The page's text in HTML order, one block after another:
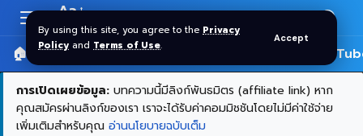
By using this site, you agree to the Privacy
Policy and Terms of Use.
Accept
Resizer
Aa
🏠 หน้าแรก ราคาทอง SPDR 🎬
การเปิดเผยข้อมูล: บทความนี้มีลิงก์พันธมิตร (affiliate link) หาก
คุณสมัครผ่านลิงก์ของเรา เราจะได้รับค่าคอมมิชชันโดยไม่มีค่าใช้จ่าย
เพิ่มเติมสำหรับคุณ อ่านนโยบายฉบับเต็ม